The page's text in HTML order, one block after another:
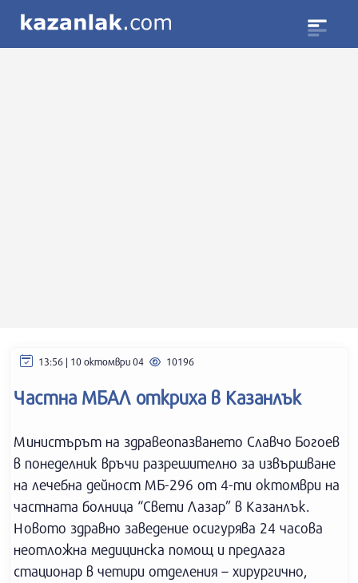
13:56 | 10 октомври 04 10196
Частна МБАЛ откриха в Казанлък
Министърът на здравеопазването Славчо Богоев
в понеделник връчи разрешително за извършване
на лечебна дейност МБ-296 от 4-ти октомври на
частната болница “Свети Лазар” в Казанлък.
Новото здравно заведение осигурява 24 часова
неотложна медицинска помощ и предлага
стационар в четири отделения – хирургично,